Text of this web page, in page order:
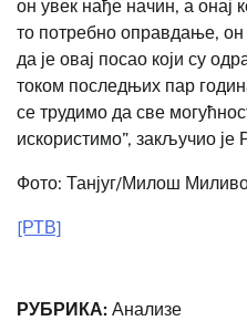
он увек нађе начин, а онај
то потребно оправдање,
да је овај посао који су
током последњих пар
се трудимо да све
искористимо”, закључио
Фото: Танјуг/Милош
[РТВ]
РУБРИКА: Анализе